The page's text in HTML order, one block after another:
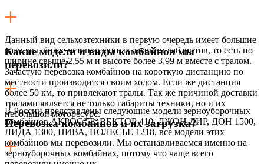
Данный вид сельхозтехники в первую очередь имеет большие
размеры, более установленных законом габаритов, то есть по
ширине свыше 2,55 м и высоте более 3,99 м вместе с тралом.
Зачастую перевозка комбайнов на короткую дистанцию по
местности производится своим ходом. Если же дистанция
более 50 км, то привлекают тралы. Так же причиной доставки
тралами является не только габариты техники, но и их
небольшой моторесурс.
Какие модели и виды комбайнов мы
перевозили?
В России представлены следующие модели зерноуборочных
комбайнов АКРОС 58, ВЕКТОР 410, ДЖОН ДИР, ДОН 1500,
ЛИДА 1300, НИВА, ПОЛЕСЬЕ 1218, все модели этих
комбайнов мы перевозили. Мы останавливаемся именно на
зерноуборочных комбайнах, потому что чаще всего
Перевозка комбайнов и их загрузка?